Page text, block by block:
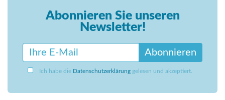
Abonnieren Sie unseren
Newsletter!
Abonnieren
Ich habe die Datenschutzerklärung gelesen und akzeptiert.